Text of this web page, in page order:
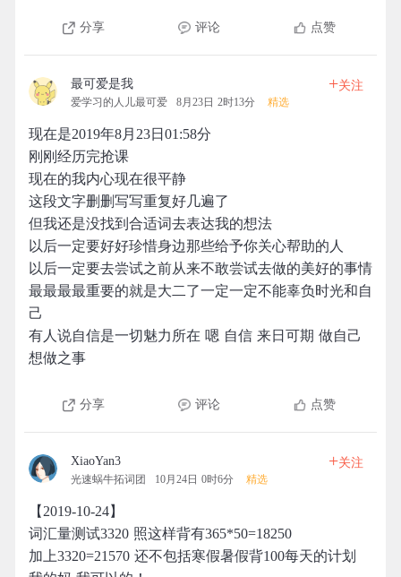
分享 评论 点赞
最可爱是我
爱学习的人儿最可爱 8月23日 2时13分 精选
+关注
现在是2019年8月23日01:58分
刚刚经历完抢课
现在的我内心现在很平静
这段文字删删写写重复好几遍了
但我还是没找到合适词去表达我的想法
以后一定要好好珍惜身边那些给予你关心帮助的人
以后一定要去尝试之前从来不敢尝试去做的美好的事情
最最最最重要的就是大二了一定一定不能辜负时光和自
己
有人说自信是一切魅力所在 嗯 自信 来日可期 做自己
想做之事
分享 评论 点赞
XiaoYan3
光速蜗牛拓词团 10月24日 0时6分 精选
+关注
【2019-10-24】
词汇量测试3320 照这样背有365*50=18250
加上3320=21570 还不包括寒假暑假背100每天的计划